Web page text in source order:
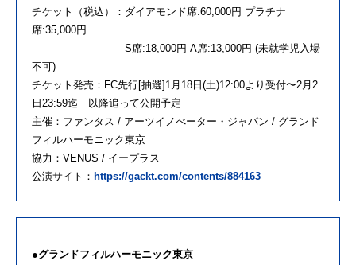
チケット（税込）：ダイアモンド席:60,000円 プラチナ
席:35,000円
S席:18,000円 A席:13,000円 (未就学児入場
不可)
チケット発売：FC先行[抽選]1月18日(土)12:00より受付〜2月2
日23:59迄 以降追って公開予定
主催：ファンタス / アーツイノべーター・ジャパン / グランド
フィルハーモニック東京
協力：VENUS / イープラス
公演サイト： https://gackt.com/contents/884163
●グランドフィルハーモニック東京